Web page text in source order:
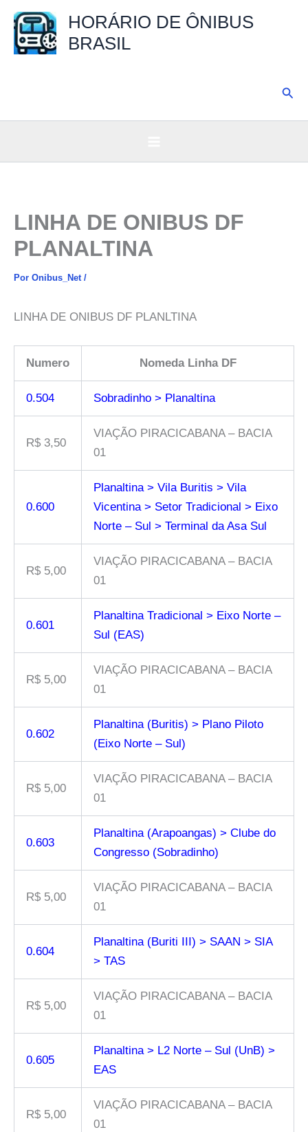
para
HORÁRIO DE ÔNIBUS
BRASIL
LINHA DE ONIBUS DF
PLANALTINA
Por Onibus_Net /
LINHA DE ONIBUS DF PLANLTINA
Numero Nomeda Linha DF
0.504 Sobradinho > Planaltina
R$ 3,50
VIAÇÃO PIRACICABANA – BACIA
01
0.600
Planaltina > Vila Buritis > Vila
Vicentina > Setor Tradicional > Eixo
Norte – Sul > Terminal da Asa Sul
R$ 5,00
VIAÇÃO PIRACICABANA – BACIA
01
0.601
Planaltina Tradicional > Eixo Norte –
Sul (EAS)
R$ 5,00
VIAÇÃO PIRACICABANA – BACIA
01
0.602
Planaltina (Buritis) > Plano Piloto
(Eixo Norte – Sul)
R$ 5,00
VIAÇÃO PIRACICABANA – BACIA
01
0.603
Planaltina (Arapoangas) > Clube do
Congresso (Sobradinho)
R$ 5,00
VIAÇÃO PIRACICABANA – BACIA
01
0.604
Planaltina (Buriti III) > SAAN > SIA
> TAS
R$ 5,00
VIAÇÃO PIRACICABANA – BACIA
01
0.605
Planaltina > L2 Norte – Sul (UnB) >
EAS
R$ 5,00
VIAÇÃO PIRACICABANA – BACIA
01